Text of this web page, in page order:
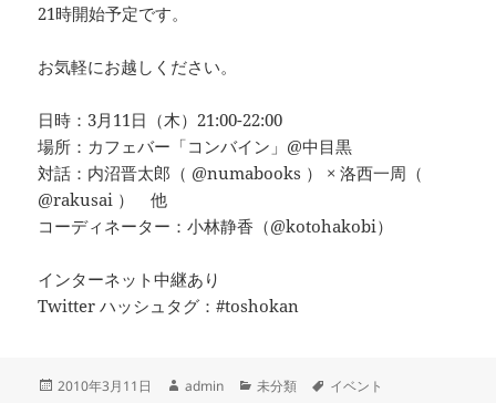
21時開始予定です。
お気軽にお越しください。
日時：3月11日（木）21:00-22:00
場所：カフェバー「コンバイン」@中目黒
対話：内沼晋太郎（ @numabooks ） × 洛西一周（
@rakusai ） 他
コーディネーター：小林静香（@kotohakobi）
インターネット中継あり
Twitter ハッシュタグ：#toshokan
投
2010年3月11日
作
admin
カ
未分類
タ
イベント